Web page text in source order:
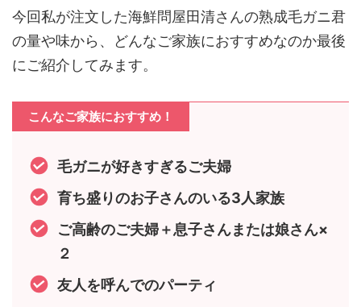
今回私が注文した海鮮問屋田清さんの熟成毛ガニ君
の量や味から、どんなご家族におすすめなのか最後
にご紹介してみます。
こんなご家族におすすめ！
毛ガニが好きすぎるご夫婦
育ち盛りのお子さんのいる3人家族
ご高齢のご夫婦＋息子さんまたは娘さん×
２
友人を呼んでのパーティ